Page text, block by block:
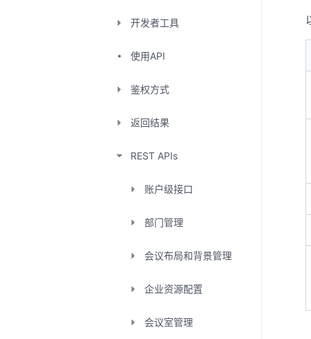
开发者工具
使用API
鉴权方式
返回结果
REST APIs
账户级接口
部门管理
会议布局和背景管理
企业资源配置
会议室管理